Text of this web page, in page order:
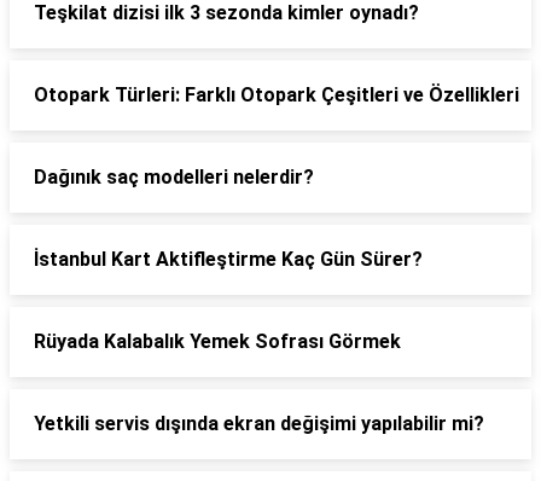
Teşkilat dizisi ilk 3 sezonda kimler oynadı?
Otopark Türleri: Farklı Otopark Çeşitleri ve Özellikleri
Dağınık saç modelleri nelerdir?
İstanbul Kart Aktifleştirme Kaç Gün Sürer?
Rüyada Kalabalık Yemek Sofrası Görmek
Yetkili servis dışında ekran değişimi yapılabilir mi?